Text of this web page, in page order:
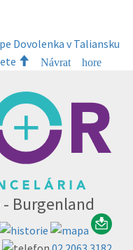
Dovolenka v Taliansku
Návrat hore
Burgenland